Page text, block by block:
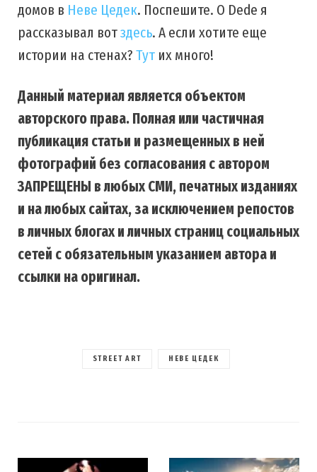
домов в Неве Цедек. Поспешите. О Dede я
рассказывал вотздесь. А если хотите еще
истории на стенах?Тут их много!
Данный материал является объектом
авторского права. Полная или частичная
публикация статьи и размещенных в ней
фотографий без согласования с автором
ЗАПРЕЩЕНЫ в любых СМИ, печатных изданиях
и на любых сайтах, за исключением репостов
в личных блогах и личных страниц социальных
сетей с обязательным указанием автора и
ссылки на оригинал.
STREET ART НЕВЕ ЦЕДЕК